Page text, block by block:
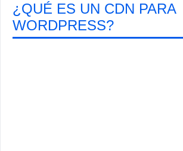
¿QUÉ ES UN CDN PARA
WORDPRESS?